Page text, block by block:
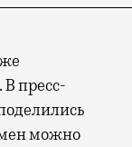
пресс-
можно